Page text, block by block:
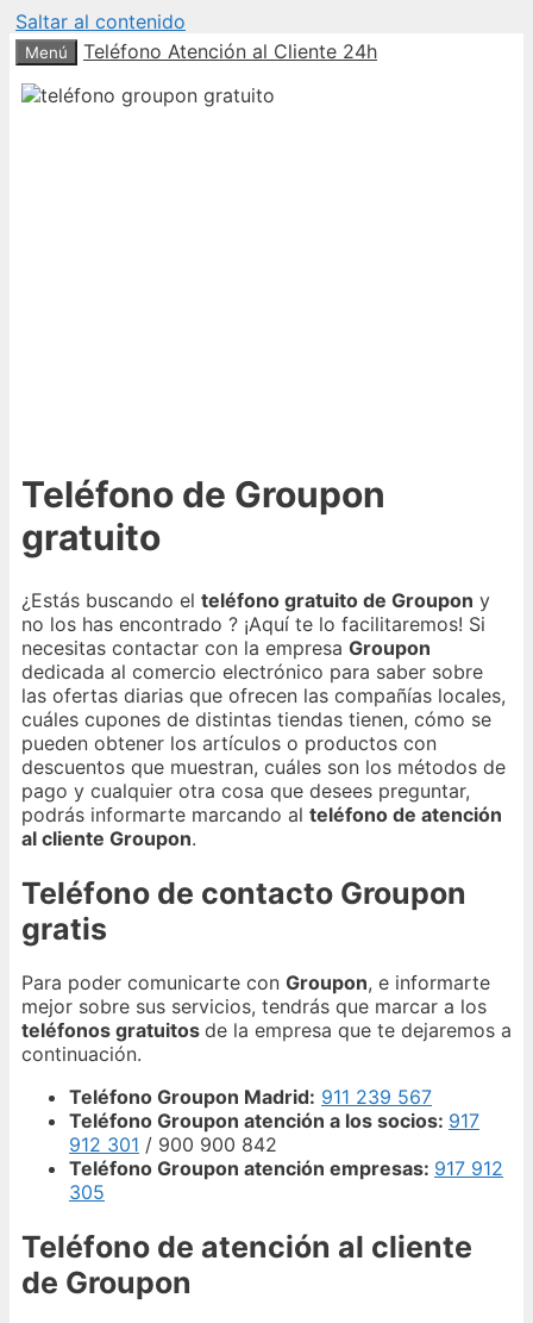
Saltar al contenido
Menú Teléfono Atención al Cliente 24h
Teléfono de Groupon
gratuito
¿Estás buscando el teléfono gratuito de Groupon y
no los has encontrado ? ¡Aquí te lo facilitaremos! Si
necesitas contactar con la empresa Groupon
dedicada al comercio electrónico para saber sobre
las ofertas diarias que ofrecen las compañías locales,
cuáles cupones de distintas tiendas tienen, cómo se
pueden obtener los artículos o productos con
descuentos que muestran, cuáles son los métodos de
pago y cualquier otra cosa que desees preguntar,
podrás informarte marcando al teléfono de atención
al cliente Groupon.
Teléfono de contacto Groupon
gratis
Para poder comunicarte con Groupon, e informarte
mejor sobre sus servicios, tendrás que marcar a los
teléfonos gratuitos de la empresa que te dejaremos a
continuación.
Teléfono Groupon Madrid: 911 239 567
Teléfono Groupon atención a los socios: 917
912 301 / 900 900 842
Teléfono Groupon atención empresas: 917 912
305
Teléfono de atención al cliente
de Groupon